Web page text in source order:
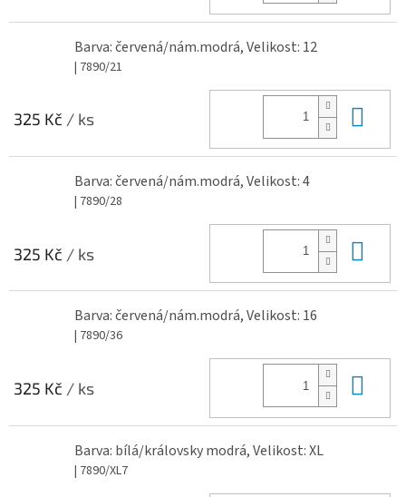
Barva: červená/nám.modrá, Velikost: 12
| 7890/21
325 Kč / ks
Barva: červená/nám.modrá, Velikost: 4
| 7890/28
325 Kč / ks
Barva: červená/nám.modrá, Velikost: 16
| 7890/36
325 Kč / ks
Barva: bílá/královsky modrá, Velikost: XL
| 7890/XL7